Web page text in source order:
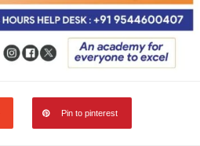
Pin to pinterest